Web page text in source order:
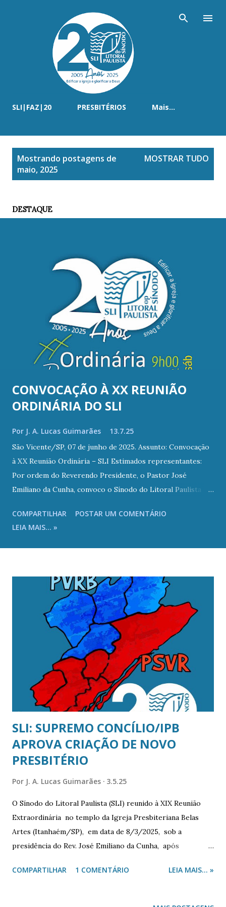
Pular para o conteúdo principal
SLI|FAZ|20 PRESBITÉRIOS Mais…
Mostrando postagens de
maio, 2025
MOSTRAR TUDO
DESTAQUE
CONVOCAÇÃO À XX REUNIÃO
ORDINÁRIA DO SLI
Por J. A. Lucas Guimarães 13.7.25
São Vicente/SP, 07 de junho de 2025. Assunto: Convocação
à XX Reunião Ordinária – SLI Estimados representantes:
Por ordem do Reverendo Presidente, o Pastor José
Emiliano da Cunha, convoco o Sínodo do Litoral Paulista
de 2025 (sábado) na Igreja Presbiteriana de Ocian , sito à
Rua Goncalves Dias, 452 – Bairro Ocian – Praia Grande/SP,
onde serão, também, recepcionados a partir das 8h00 com
conforme preceitua o Estatuto do SLI (Art. 2º, § 2º): “Os
representantes tomarão assento no plenário do Sínodo do
Litoral Paulista – SLI, apresentando à Mesa as devidas
credenciais, juntamente com o livro de atas, relatório,
estatística e o livro de atas de seu Presbitério.” Portanto,
subentende-se a prévia elaboração dos documentos
citados, de acordo com o regulamento para confecção de
Atas (CE-SC/IPB-2015 – DOC. CXV) e relatórios em
formulários na versão mais recente. Sendo somente o q...
COMPARTILHAR
POSTAR UM COMENTÁRIO
LEIA MAIS... »
SLI: SUPREMO CONCÍLIO/IPB
APROVA CRIAÇÃO DE NOVO
PRESBITÉRIO
Por J. A. Lucas Guimarães 3.5.25
O Sínodo do Litoral Paulista (SLI) reunido à XIX Reunião
Extraordinária no templo da Igreja Presbiteriana Belas
Artes (Itanhaém/SP), em data de 8/3/2025, sob a
presidência do Rev. José Emiliano da Cunha, após
termos da pauta. Devocional da XIX RE/SLI, sob direção do
COMPARTILHAR 1 COMENTÁRIO LEIA MAIS... »